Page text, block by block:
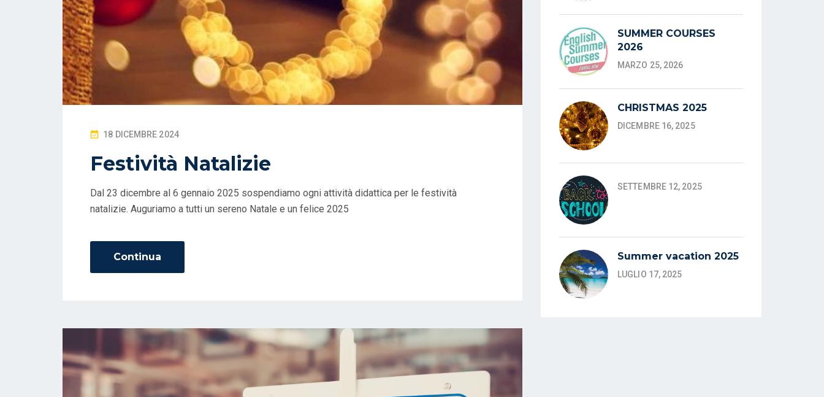
P
S
E
D
18 DICEMBRE 2024
Festività Natalizie
Dal 23 dicembre al 6 gennaio 2025 sospendiamo ogni attività didattica per le festività
natalizie. Auguriamo a tutti un sereno Natale e un felice 2025
Continua
SUMMER COURSES
2026
MARZO 25, 2026
CHRISTMAS 2025
DICEMBRE 16, 2025
SETTEMBRE 12, 2025
Summer vacation 2025
LUGLIO 17, 2025